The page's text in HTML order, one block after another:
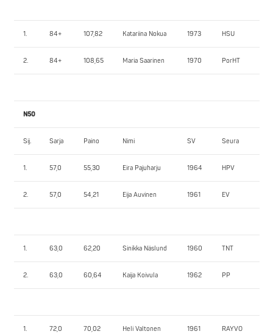
1. 84+ 107,82 Katariina Nokua 1973 HSU
2. 84+ 108,65 Maria Saarinen 1970 PorHT
N50
Sij. Sarja Paino Nimi SV Seura
1. 57,0 55,30 Eira Pajuharju 1964 HPV
2. 57,0 54,21 Eija Auvinen 1961 EV
1. 63,0 62,20 Sinikka Näslund 1960 TNT
2. 63,0 60,64 Kaija Koivula 1962 PP
1. 72,0 70,02 Heli Valtonen 1961 RAYVO